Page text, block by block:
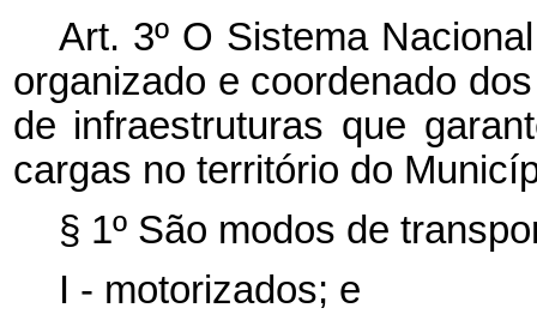
Art. 3º O Sistema
organizado e coordenado
de infraestruturas que
cargas no território do
§ 1º São modos de
I - motorizados; e